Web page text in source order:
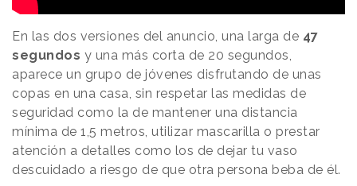
En las dos versiones del anuncio, una larga de 47
segundos y una más corta de 20 segundos,
aparece un grupo de jóvenes disfrutando de unas
copas en una casa, sin respetar las medidas de
seguridad como la de mantener una distancia
mínima de 1,5 metros, utilizar mascarilla o prestar
atención a detalles como los de dejar tu vaso
descuidado a riesgo de que otra persona beba de él.